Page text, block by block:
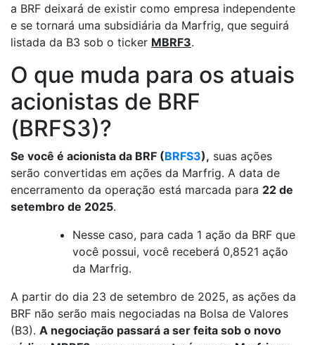
a BRF deixará de existir como empresa independente
e se tornará uma subsidiária da Marfrig, que seguirá
listada da B3 sob o ticker MBRF3.
O que muda para os atuais
acionistas de BRF
(BRFS3)?
Se você é acionista da BRF (BRFS3), suas ações
serão convertidas em ações da Marfrig. A data de
encerramento da operação está marcada para 22 de
setembro de 2025.
Nesse caso, para cada 1 ação da BRF que
você possui, você receberá 0,8521 ação
da Marfrig.
A partir do dia 23 de setembro de 2025, as ações da
BRF não serão mais negociadas na Bolsa de Valores
(B3). A negociação passará a ser feita sob o novo